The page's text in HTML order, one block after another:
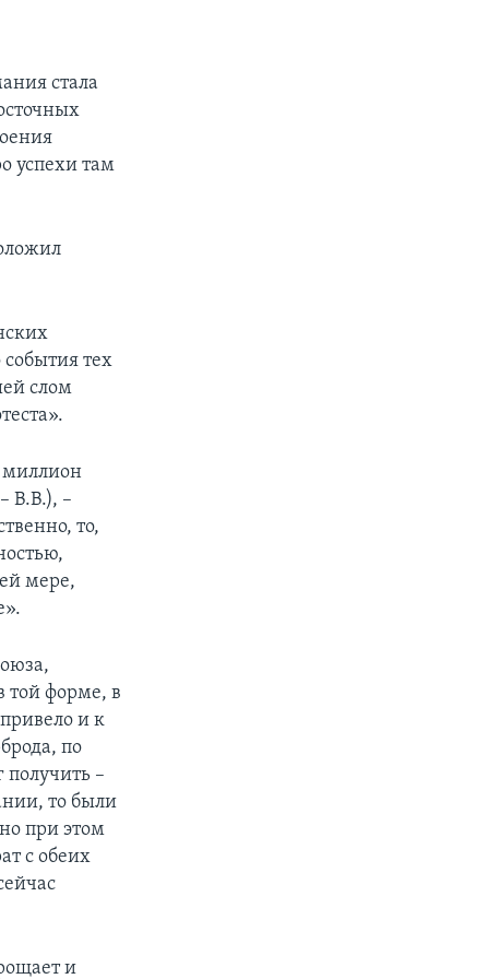
стала
успехи там
события тех
слом
миллион
В.В.), –
то,
мере,
той форме, в
и к
по
–
то были
при этом
с обеих
и